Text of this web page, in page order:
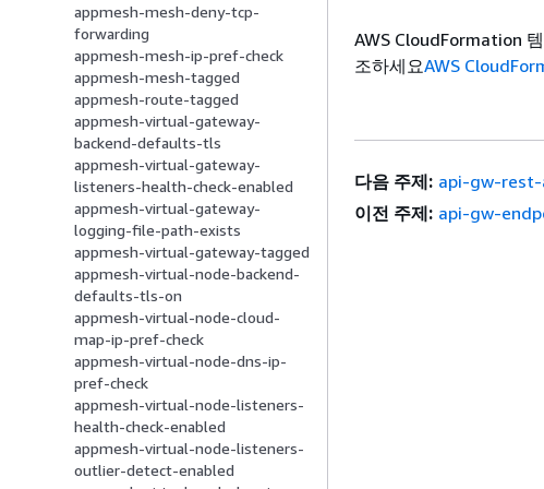
appmesh-mesh-deny-tcp-
forwarding
appmesh-mesh-ip-pref-check
appmesh-mesh-tagged
appmesh-route-tagged
appmesh-virtual-gateway-
backend-defaults-tls
appmesh-virtual-gateway-
listeners-health-check-enabled
appmesh-virtual-gateway-
logging-file-path-exists
appmesh-virtual-gateway-tagged
appmesh-virtual-node-backend-
defaults-tls-on
appmesh-virtual-node-cloud-
map-ip-pref-check
appmesh-virtual-node-dns-ip-
pref-check
appmesh-virtual-node-listeners-
health-check-enabled
appmesh-virtual-node-listeners-
outlier-detect-enabled
AWS CloudFormation
조하세요AWS
다음 주제: api-gw-
이전 주제: api-gw-